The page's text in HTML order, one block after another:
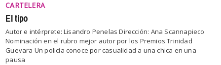
CARTELERA
El tipo
Autor e intérprete: Lisandro Penelas Dirección: Ana Scannapieco
Nominación en el rubro mejor autor por los Premios Trinidad
Guevara Un policía conoce por casualidad a una chica en una
pausa